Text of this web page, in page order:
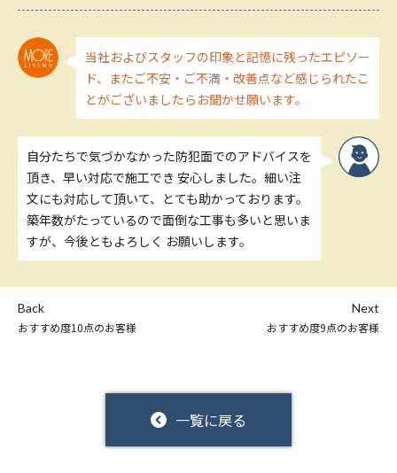
当社およびスタッフの印象と記憶に残ったエピソー
ド、またご不安・ご不満・改善点など感じられたこ
とがございましたらお聞かせ願います。
自分たちで気づかなかった防犯面でのアドバイスを
頂き、早い対応で施工でき 安心しました。細い注
文にも対応して頂いて、とても助かっております。
築年数がたっているので面倒な工事も多いと思いま
すが、今後ともよろしく お願いします。
Back
おすすめ度10点のお客様
一覧に戻る
Next
おすすめ度9点のお客様